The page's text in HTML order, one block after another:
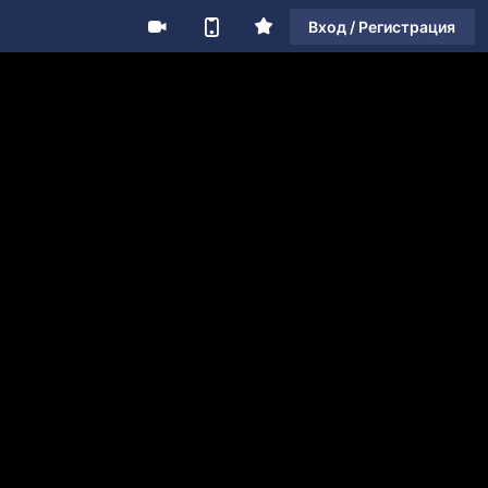
Вход / Регистрация